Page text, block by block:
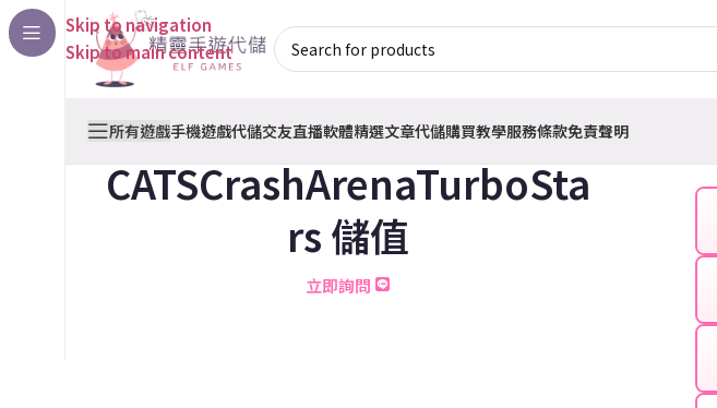
Skip to navigation
Skip to main content
所有遊戲手機遊戲代儲交友直播軟體精選文章代儲購買教學服務條款免責聲明
CATSCrashArenaTurboSta
rs 儲值
立即詢問